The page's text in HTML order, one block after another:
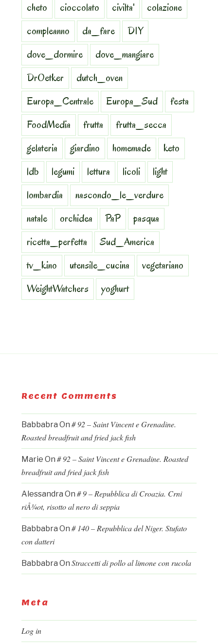
cheto
cioccolato civilta'
colazione
compleanno
da_fare
DIY
dove_dormire
dove_mangiare
DrOetker
dutch_oven
Europa_Centrale
Europa_Sud
festa
FoodMedia
frutta
frutta_secca
gelateria
giardino homemade
keto
ldb
legumi lettura licoli
light
lombardia
nascondo_le_verdure
natale
orchidea PaP
pasqua
ricetta_perfetta
Sud_America
tv_kino
utensile_cucina
vegetariano
WeightWatchers
yoghurt
Recent Comments
Babbabra On # 92 – Saint Vincent e Grenadine.
Roasted breadfruit and fried jack fish
Marie On # 92 – Saint Vincent e Grenadine. Roasted
breadfruit and fried jack fish
Alessandra On # 9 – Repubblica di Croazia. Crni
riÅ¾ot, risotto al nero di seppia
Babbabra On # 140 – Repubblica del Niger. Stufato
con datteri
Babbabra On Straccetti di pollo al limone con rucola
Meta
Log in